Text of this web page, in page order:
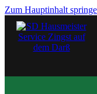
Zum Hauptinhalt